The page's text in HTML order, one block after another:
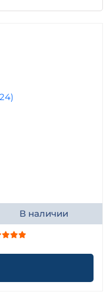
В наличии